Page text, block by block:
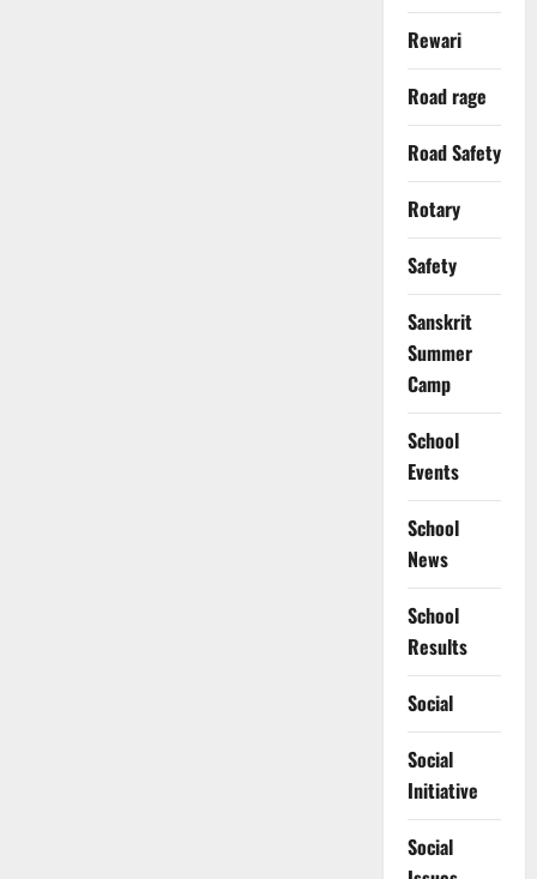
Rewari
Road rage
Road Safety
Rotary
Safety
Sanskrit
Summer
Camp
School
Events
School
News
School
Results
Social
Social
Initiative
Social